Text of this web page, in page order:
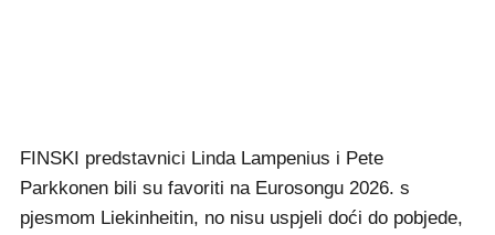
FINSKI predstavnici Linda Lampenius i Pete
Parkkonen bili su favoriti na Eurosongu 2026. s
pjesmom Liekinheitin, no nisu uspjeli doći do pobjede,